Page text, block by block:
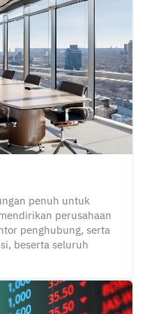
penuh untuk
perusahaan
penghubung, serta
beserta seluruh